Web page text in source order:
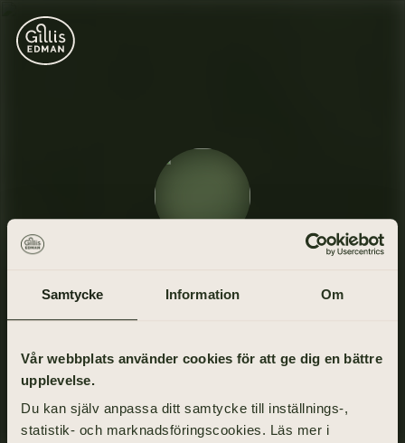
Samtycke Information Om
Vår webbplats använder cookies för att ge dig en bättre
upplevelse.
Du kan själv anpassa ditt samtycke till inställnings-,
statistik- och marknadsföringscookies. Läs mer i
Maria Ankargren
29 december 1955 - 19 maj 2021